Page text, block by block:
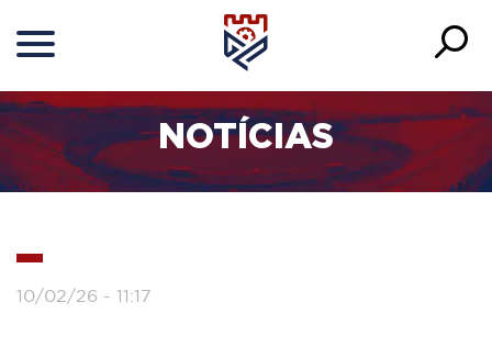
NOTÍCIAS
10/02/26 - 11:17